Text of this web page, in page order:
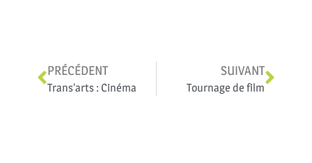
PRÉCÉDENT
Trans’arts : Cinéma
SUIVANT
Tournage de film